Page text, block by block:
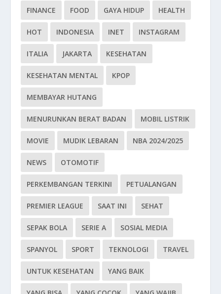
FINANCE FOOD GAYA HIDUP HEALTH
HOT INDONESIA INET INSTAGRAM
ITALIA JAKARTA KESEHATAN
KESEHATAN MENTAL KPOP
MEMBAYAR HUTANG
MENURUNKAN BERAT BADAN MOBIL LISTRIK
MOVIE MUDIK LEBARAN NBA 2024/2025
NEWS OTOMOTIF
PERKEMBANGAN TERKINI PETUALANGAN
PREMIER LEAGUE SAAT INI SEHAT
SEPAK BOLA SERIE A SOSIAL MEDIA
SPANYOL SPORT TEKNOLOGI TRAVEL
UNTUK KESEHATAN YANG BAIK